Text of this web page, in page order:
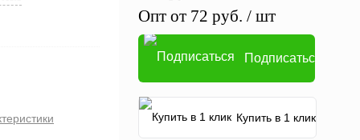
Опт от 72 руб. / шт
Подписаться
Купить в 1 клик